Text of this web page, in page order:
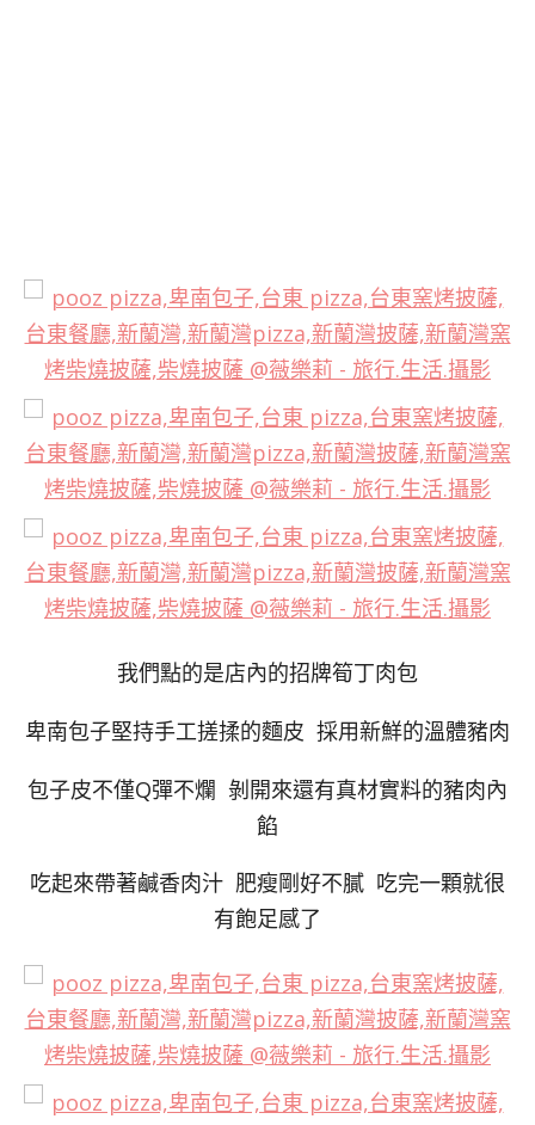
我們點的是店內的招牌筍丁肉包
卑南包子堅持手工搓揉的麵皮 採用新鮮的溫體豬肉
包子皮不僅Q彈不爛 剝開來還有真材實料的豬肉內
餡
吃起來帶著鹹香肉汁 肥瘦剛好不膩 吃完一顆就很
有飽足感了